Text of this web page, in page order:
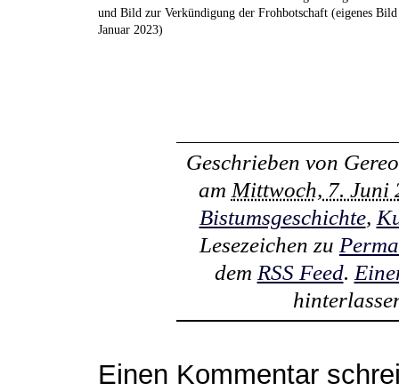
und Bild zur Verkündigung der Frohbotschaft (eigenes
Januar 2023)
Geschrieben von
am Mittwoch, 7. Juni
Bistumsgeschichte,
Lesezeichen zu
dem RSS Feed.
Einen Kommentar